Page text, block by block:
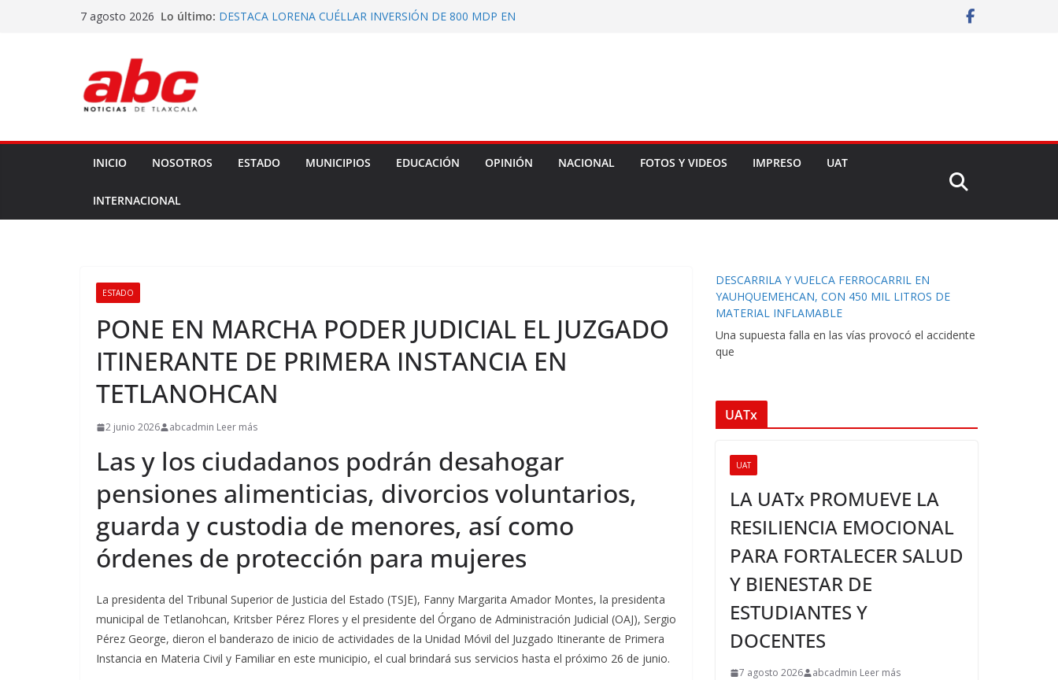
7 agosto 2026 Lo último: DESTACA LORENA CUÉLLAR INVERSIÓN DE 800 MDP EN
GOBERNADORA ENTREGA UNIFORMES Y EQUIPO
ESPECIALIZADO A COMBATIENTES FORESTALES
INICIO NOSOTROS ESTADO MUNICIPIOS EDUCACIÓN OPINIÓN NACIONAL FOTOS Y VIDEOS IMPRESO UAT
INTERNACIONAL
ESTADO
PONE EN MARCHA PODER JUDICIAL EL JUZGADO
ITINERANTE DE PRIMERA INSTANCIA EN
TETLANOHCAN
2 junio 2026 abcadmin Leer más
Las y los ciudadanos podrán desahogar
pensiones alimenticias, divorcios voluntarios,
guarda y custodia de menores, así como
órdenes de protección para mujeres
La presidenta del Tribunal Superior de Justicia del Estado (TSJE), Fanny Margarita Amador Montes, la presidenta
municipal de Tetlanohcan, Kritsber Pérez Flores y el presidente del Órgano de Administración Judicial (OAJ), Sergio
Pérez George, dieron el banderazo de inicio de actividades de la Unidad Móvil del Juzgado Itinerante de Primera
Instancia en Materia Civil y Familiar en este municipio, el cual brindará sus servicios hasta el próximo 26 de junio.
DESCARRILA Y VUELCA FERROCARRIL EN
YAUHQUEMEHCAN, CON 450 MIL LITROS DE
MATERIAL INFLAMABLE
Una supuesta falla en las vías provocó el accidente
que
UATx
UAT
LA UATx PROMUEVE LA
RESILIENCIA EMOCIONAL
PARA FORTALECER SALUD
Y BIENESTAR DE
ESTUDIANTES Y
DOCENTES
7 agosto 2026 abcadmin Leer más